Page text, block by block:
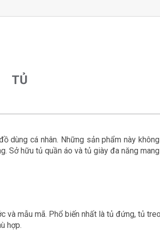
TỦ
dùng cá nhân. Những sản phẩm này
Sở hữu tủ quần áo và tủ giày đa năng
mẫu mã. Phổ biến nhất là tủ đứng, tủ
hợp.